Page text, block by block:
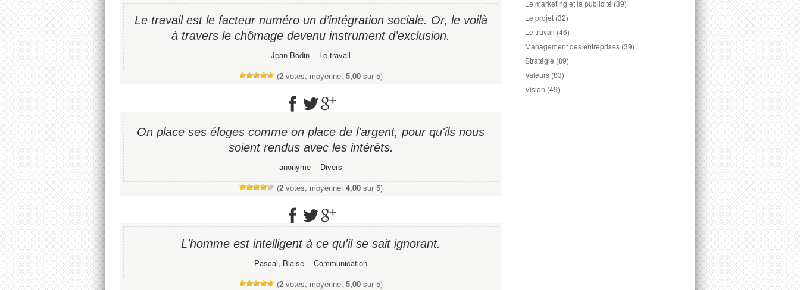
Le travail est le facteur numéro un d’intégration sociale. Or, le voilà
à travers le chômage devenu instrument d’exclusion.
Jean Bodin − Le travail
(2 votes, moyenne: 5,00 sur 5)
On place ses éloges comme on place de l'argent, pour qu'ils nous
soient rendus avec les intérêts.
anonyme − Divers
(2 votes, moyenne: 4,00 sur 5)
L'homme est intelligent à ce qu'il se sait ignorant.
Pascal, Blaise − Communication
(2 votes, moyenne: 5,00 sur 5)
Le marketing et la publicité (39)
Le projet (32)
Le travail (46)
Management des entreprises (39)
Stratégie (89)
Valeurs (83)
Vision (49)